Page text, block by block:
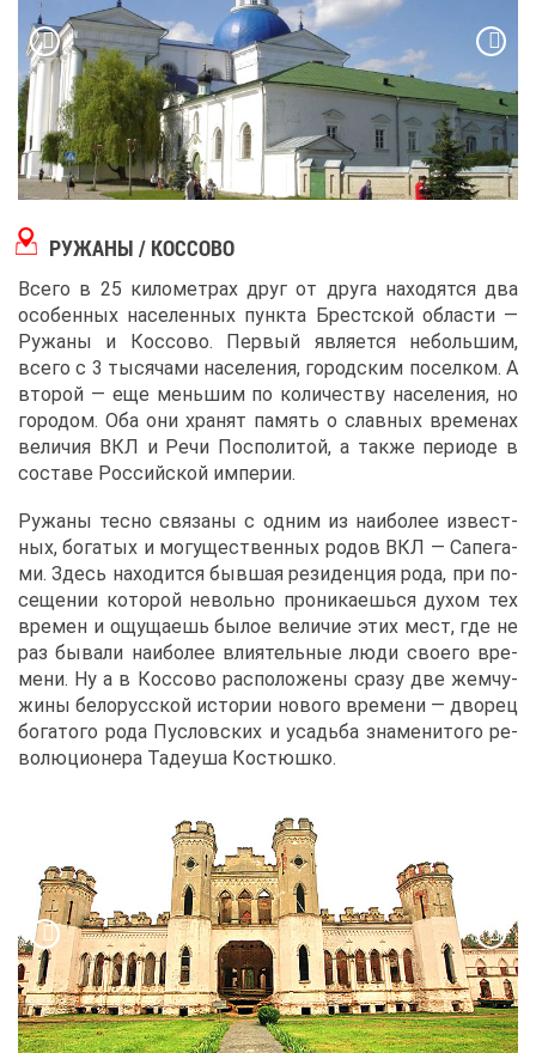
РУ­ЖА­НЫ / КОС­СО­ВО
Все­го в 25 ки­ло­мет­рах друг от дру­га на­хо­дят­ся два
осо­бен­ных на­се­лен­ных пунк­та Брест­ской об­ла­сти ―
Ру­жа­ны и Кос­со­во. Пер­вый яв­ля­ет­ся неболь­шим,
все­го с 3 ты­ся­ча­ми на­се­ле­ния, го­род­ским по­сел­ком. А
вто­рой ― еще мень­шим по ко­ли­че­ству на­се­ле­ния, но
го­ро­дом. Оба они хра­нят па­мять о слав­ных вре­ме­нах
ве­ли­чия ВКЛ и Ре­чи Поспо­ли­той, а та­к­же пе­ри­о­де в
со­ста­ве Рос­сий­ской им­пе­рии.
Ру­жа­ны тес­но свя­за­ны с од­ним из наи­бо­лее из­вест­
ных, бо­га­тых и мо­гу­ще­ствен­ных ро­дов ВКЛ ― Са­пе­га­
ми. Здесь на­хо­дит­ся быв­шая ре­зи­ден­ция ро­да, при по­
се­ще­нии ко­то­рой неволь­но про­ни­ка­ешь­ся ду­хом тех
вре­мен и ощу­ща­ешь бы­лое ве­ли­чие этих мест, где не
раз бы­ва­ли наи­бо­лее вли­я­тель­ные лю­ди сво­е­го вре­
ме­ни. Ну а в Кос­со­во рас­по­ло­же­ны сра­зу две жем­чу­
жи­ны бе­ло­рус­ской ис­то­рии но­во­го вре­ме­ни ― дво­рец
бо­га­то­го ро­да Пуслов­ских и усадь­ба зна­ме­ни­то­го ре­
во­лю­ци­о­не­ра Та­де­уша Ко­стюш­ко.